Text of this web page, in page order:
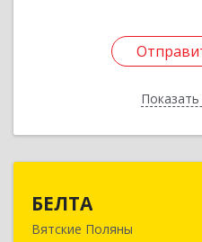
БЕЛТА
Вятские Поляны
612960,